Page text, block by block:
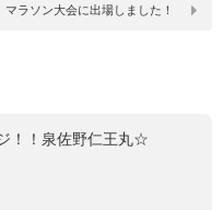
マラソン大会に出場しました！
！！泉佐野仁王丸☆